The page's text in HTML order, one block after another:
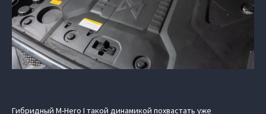
Гибридный M-Hero I такой динамикой похвастать уже